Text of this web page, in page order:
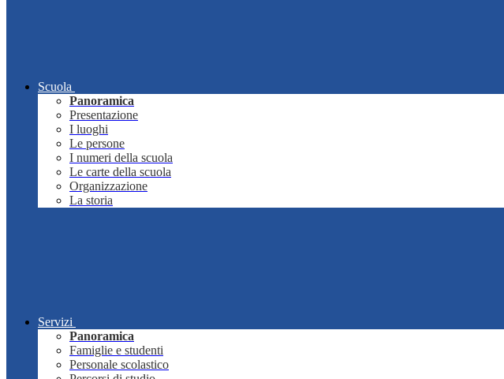
Scuola
Panoramica
Presentazione
I luoghi
Le persone
I numeri della scuola
Le carte della scuola
Organizzazione
La storia
Servizi
Panoramica
Famiglie e studenti
Personale scolastico